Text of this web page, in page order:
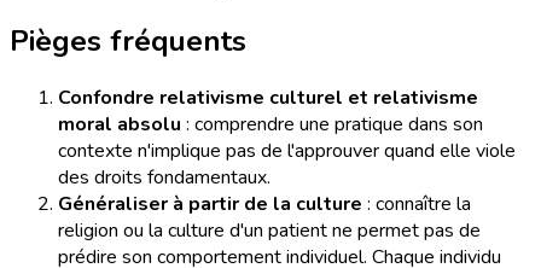
Pièges fréquents
Confondre relativisme culturel et relativisme
moral absolu : comprendre une pratique dans son
contexte n'implique pas de l'approuver quand elle viole
des droits fondamentaux.
Généraliser à partir de la culture : connaître la
religion ou la culture d'un patient ne permet pas de
prédire son comportement individuel. Chaque individu